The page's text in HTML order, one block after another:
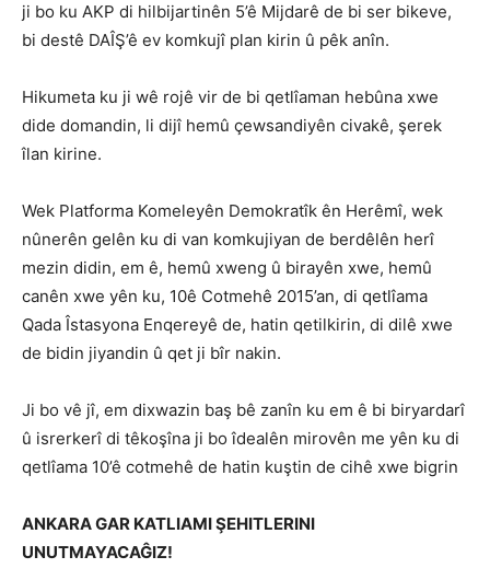
ji bo ku AKP di hilbijartinên 5’ê Mijdarê de bi ser bikeve,
bi destê DAÎŞ’ê ev komkujî plan kirin û pêk anîn.
Hikumeta ku ji wê rojê vir de bi qetlîaman hebûna xwe
dide domandin, li dijî hemû çewsandiyên civakê, şerek
îlan kirine.
Wek Platforma Komeleyên Demokratîk ên Herêmî, wek
nûnerên gelên ku di van komkujiyan de berdêlên herî
mezin didin, em ê, hemû xweng û birayên xwe, hemû
canên xwe yên ku, 10ê Cotmehê 2015’an, di qetlîama
Qada Îstasyona Enqereyê de, hatin qetilkirin, di dilê xwe
de bidin jiyandin û qet ji bîr nakin.
Ji bo vê jî, em dixwazin baş bê zanîn ku em ê bi biryardarî
û isrerkerî di têkoşîna ji bo îdealên mirovên me yên ku di
qetlîama 10’ê cotmehê de hatin kuştin de cihê xwe bigrin
ANKARA GAR KATLIAMI ŞEHITLERINI
UNUTMAYACAĜIZ!